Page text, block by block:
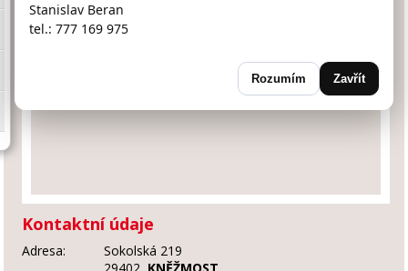
Kontaktní údaje
Adresa:
Sokolská 219
Stanislav Beran
tel.: 777 169 975
Rozumím Zavřít